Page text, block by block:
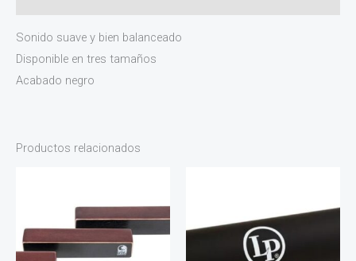
Sonido suave y bien balanceado
Disponible en tres tamaños
Acabado negro
Productos relacionados